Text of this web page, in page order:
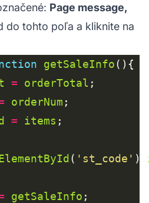
Page message,
do tohto poľa a kliknite na
getSaleInfo
= orderTotal
orderNum
= items
( 'st_code' ).
getSaleInfo